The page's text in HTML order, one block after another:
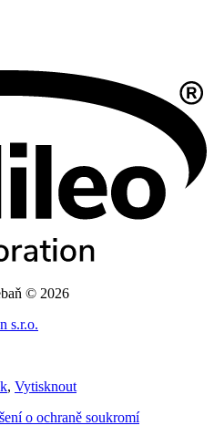
© 2026
s.r.o.
, Vytisknout
o ochraně soukromí